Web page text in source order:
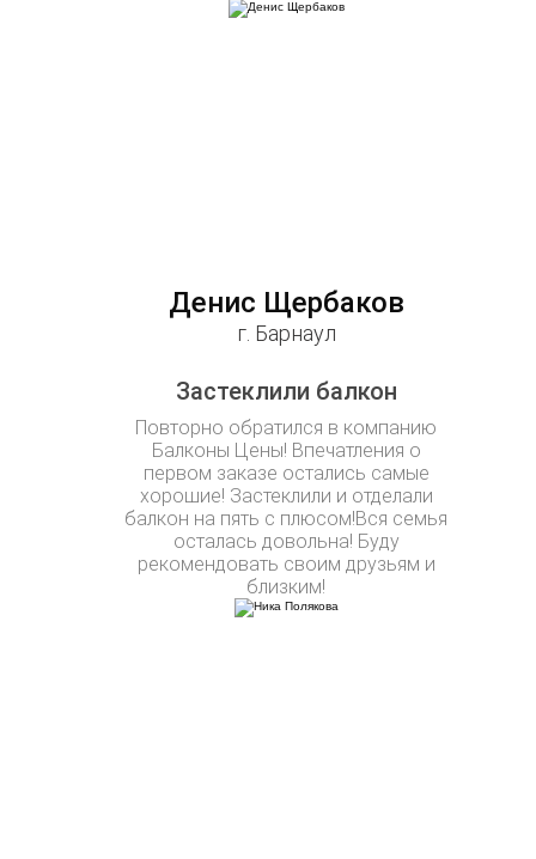
Денис Щербаков
г. Барнаул
Застеклили балкон
Повторно обратился в компанию
Балконы Цены! Впечатления о
первом заказе остались самые
хорошие! Застеклили и отделали
балкон на пять с плюсом!Вся семья
осталась довольна! Буду
рекомендовать своим друзьям и
близким!